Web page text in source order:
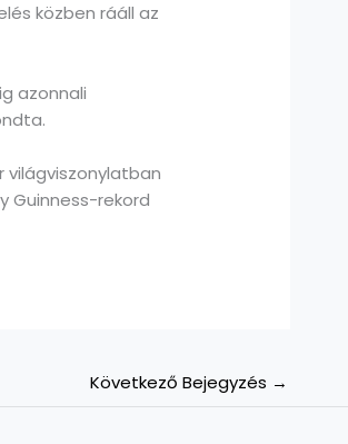
közben rááll az
azonnali
világviszonylatban
Guinness-rekord
Következő Bejegyzés →